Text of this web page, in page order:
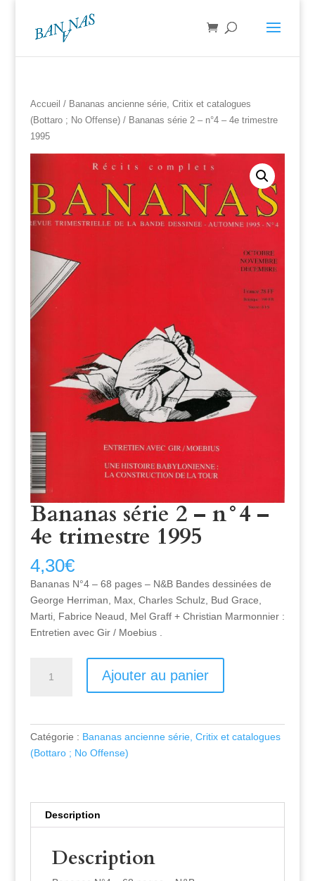
Accueil / Bananas ancienne série, Critix et catalogues
(Bottaro ; No Offense)/ Bananas série 2 – n°4 – 4e trimestre
1995
Bananas série 2 – n°4 –
4e trimestre 1995
4,30€
Bananas N°4 – 68 pages – N&B Bandes dessinées de
George Herriman, Max, Charles Schulz, Bud Grace,
Marti, Fabrice Neaud, Mel Graff + Christian Marmonnier :
Entretien avec Gir / Moebius .
Ajouter au panier
Catégorie : Bananas ancienne série, Critix et catalogues
(Bottaro ; No Offense)
Description
Description